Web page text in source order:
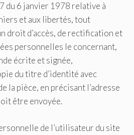
du 6 janvier 1978 relative à
et aux libertés, tout
droit d’accès, de rectification et
personnelles le concernant,
écrite et signée,
du titre d’identité avec
la pièce, en précisant l’adresse
être envoyée.
de l’utilisateur du site